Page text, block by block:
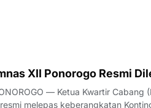
XII Ponorogo Resmi
— Ketua Kwartir Cabang
melepas keberangkatan